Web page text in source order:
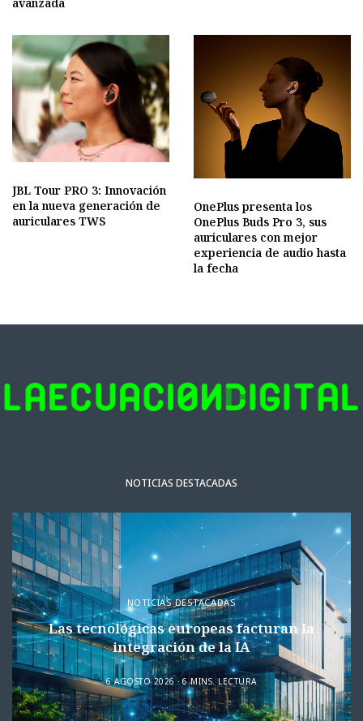
JBL Tour PRO 3: Innovación
en la nueva generación de
auriculares TWS
OnePlus presenta los
OnePlus Buds Pro 3, sus
auriculares con mejor
experiencia de audio hasta
la fecha
NOTICIAS DESTACADAS
NOTICIAS DESTACADAS
Las tecnológicas europeas facturan la
integración de la IA
6 AGOSTO 2026 6 MINS. LECTURA